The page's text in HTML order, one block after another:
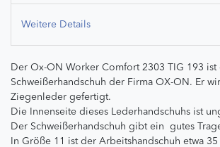
Weitere Details
Der Ox-ON Worker Comfort 2303 TIG 193 ist
Schweißerhandschuh der Firma OX-ON. Er
Ziegenleder gefertigt.
Die Innenseite dieses Lederhandschuhs ist
Der Schweißerhandschuh gibt ein gutes
In Größe 11 ist der Arbeitshandschuh etwa